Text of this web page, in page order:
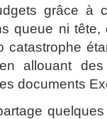
grâce à
queue ni tête,
catastrophe
allouant
documents